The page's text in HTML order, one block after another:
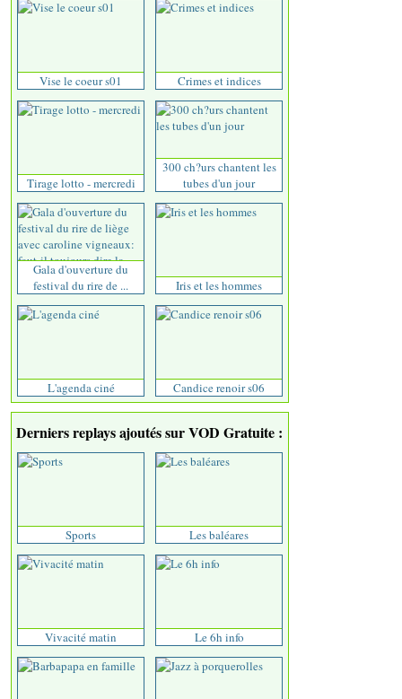
Vise le coeur s01 Crimes et indices
Tirage lotto - mercredi
300 ch?urs chantent les
tubes d'un jour
Gala d'ouverture du
festival du rire de ...
Iris et les hommes
L'agenda ciné Candice renoir s06
Derniers replays ajoutés sur VOD Gratuite :
Sports Les baléares
Vivacité matin Le 6h info